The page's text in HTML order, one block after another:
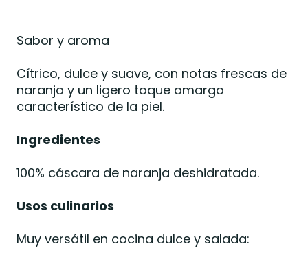
Sabor y aroma
Cítrico, dulce y suave, con notas frescas de
naranja y un ligero toque amargo
característico de la piel.
Ingredientes
100% cáscara de naranja deshidratada.
Usos culinarios
Muy versátil en cocina dulce y salada: